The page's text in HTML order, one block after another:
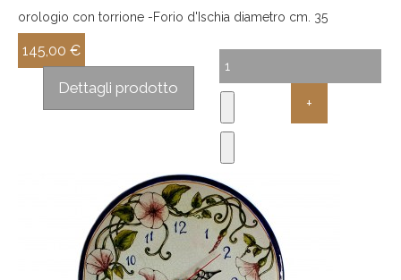
orologio con torrione -Forio d'Ischia diametro cm. 35
145,00 €
Dettagli prodotto